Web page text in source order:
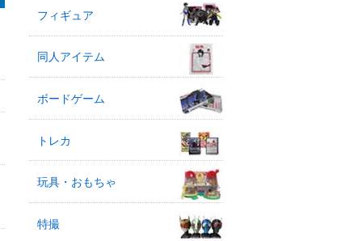
フィギュア
同人アイテム
ボードゲーム
トレカ
玩具・おもちゃ
特撮